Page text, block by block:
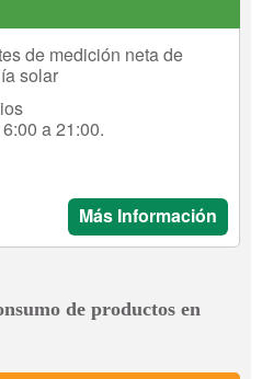
de medición neta de
solar
a 21:00.
Más Información
de productos en